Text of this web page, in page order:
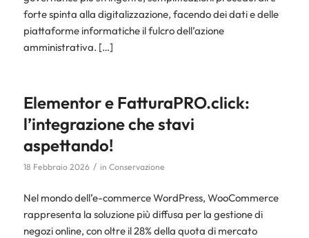
forte spinta alla digitalizzazione, facendo dei dati e delle
piattaforme informatiche il fulcro dell’azione
amministrativa. […]
Elementor e FatturaPRO.click:
l’integrazione che stavi
aspettando!
18 Febbraio 2026 / in Conservazione
Nel mondo dell’e-commerce WordPress, WooCommerce
rappresenta la soluzione più diffusa per la gestione di
negozi online, con oltre il 28% della quota di mercato